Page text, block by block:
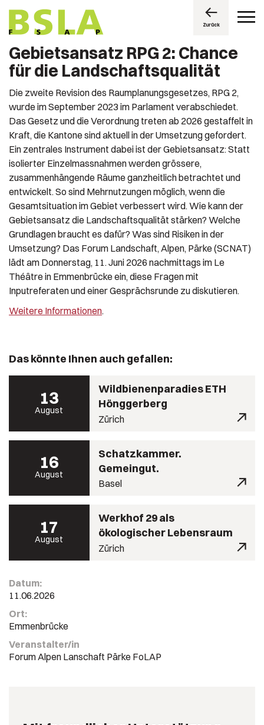
Zurück
Gebietsansatz RPG 2: Chance
für die Landschaftsqualität
Die zweite Revision des Raumplanungsgesetzes, RPG 2,
wurde im September 2023 im Parlament verabschiedet.
Das Gesetz und die Verordnung treten ab 2026 gestaffelt in
Kraft, die Kantone sind aktuell in der Umsetzung gefordert.
Ein zentrales Instrument dabei ist der Gebietsansatz: Statt
isolierter Einzelmassnahmen werden grössere,
zusammenhängende Räume ganzheitlich betrachtet und
entwickelt. So sind Mehrnutzungen möglich, wenn die
Gesamtsituation im Gebiet verbessert wird. Wie kann der
Gebietsansatz die Landschaftsqualität stärken? Welche
Grundlagen braucht es dafür? Was sind Risiken in der
Umsetzung? Das Forum Landschaft, Alpen, Pärke (SCNAT)
lädt am Donnerstag, 11. Juni 2026 nachmittags im Le
Théâtre in Emmenbrücke ein, diese Fragen mit
Inputreferaten und einer Gesprächsrunde zu diskutieren.
Weitere Informationen.
Das könnte Ihnen auch gefallen:
13
August
Wildbienenparadies ETH
Hönggerberg
Zürich
16
August
Schatzkammer.
Gemeingut.
Basel
17
August
Werkhof 29 als
ökologischer Lebensraum
Zürich
Datum:
11.06.2026
Ort:
Emmenbrücke
Veranstalter/in
Forum Alpen Lanschaft Pärke FoLAP